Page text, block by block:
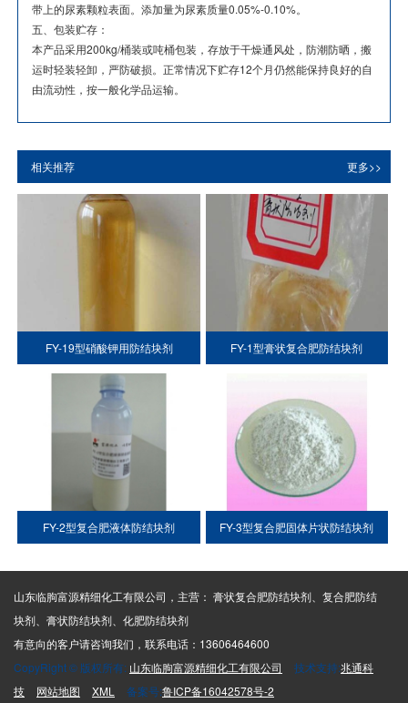
带上的尿素颗粒表面。添加量为尿素质量0.05%-0.10%。
五、包装贮存：
本产品采用200kg/桶装或吨桶包装，存放于干燥通风处，防潮防晒，搬
运时轻装轻卸，严防破损。正常情况下贮存12个月仍然能保持良好的自
由流动性，按一般化学品运输。
相关推荐 更多>>
FY-19型硝酸钾用防结块剂 FY-1型膏状复合肥防结块剂
FY-2型复合肥液体防结块剂 FY-3型复合肥固体片状防结块剂
山东临朐富源精细化工有限公司，主营： 膏状复合肥防结块剂、复合肥防结
块剂、膏状防结块剂、化肥防结块剂
有意向的客户请咨询我们，联系电话：13606464600
CopyRight © 版权所有: 山东临朐富源精细化工有限公司 技术支持:兆通科
技
网站地图 XML 备案号:鲁ICP备16042578号-2